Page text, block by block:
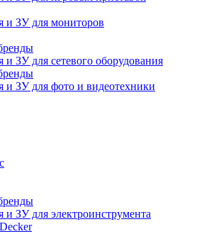
и ЗУ для мониторов
и ЗУ для сетевого оборудования
и ЗУ для фото и видеотехники
и ЗУ для электроинструмента